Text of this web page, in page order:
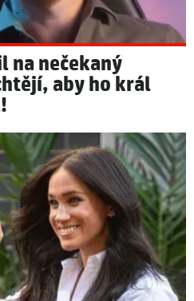
na nečekaný
aby ho král